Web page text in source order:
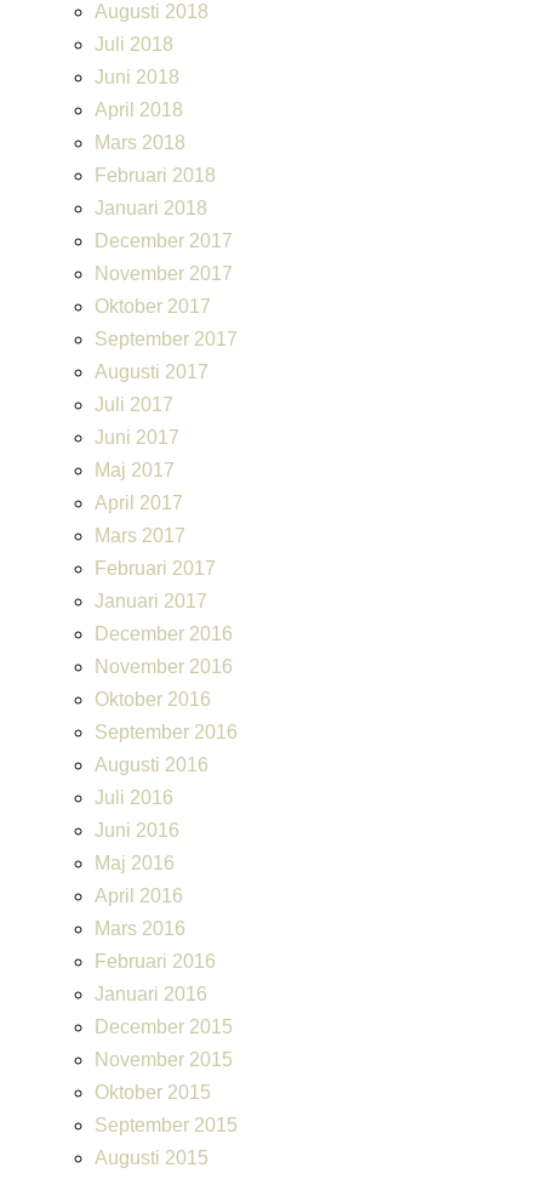
Augusti 2018
Juli 2018
Juni 2018
April 2018
Mars 2018
Februari 2018
Januari 2018
December 2017
November 2017
Oktober 2017
September 2017
Augusti 2017
Juli 2017
Juni 2017
Maj 2017
April 2017
Mars 2017
Februari 2017
Januari 2017
December 2016
November 2016
Oktober 2016
September 2016
Augusti 2016
Juli 2016
Juni 2016
Maj 2016
April 2016
Mars 2016
Februari 2016
Januari 2016
December 2015
November 2015
Oktober 2015
September 2015
Augusti 2015